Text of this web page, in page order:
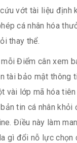
vớt tài liệu định
cá nhân hóa
thay thể.
Điểm cân xem
tài bảo mật thông
vài lớp mã hóa
tin cá nhân khỏi
Điều này làm
gì đổi nỗ lực chọn